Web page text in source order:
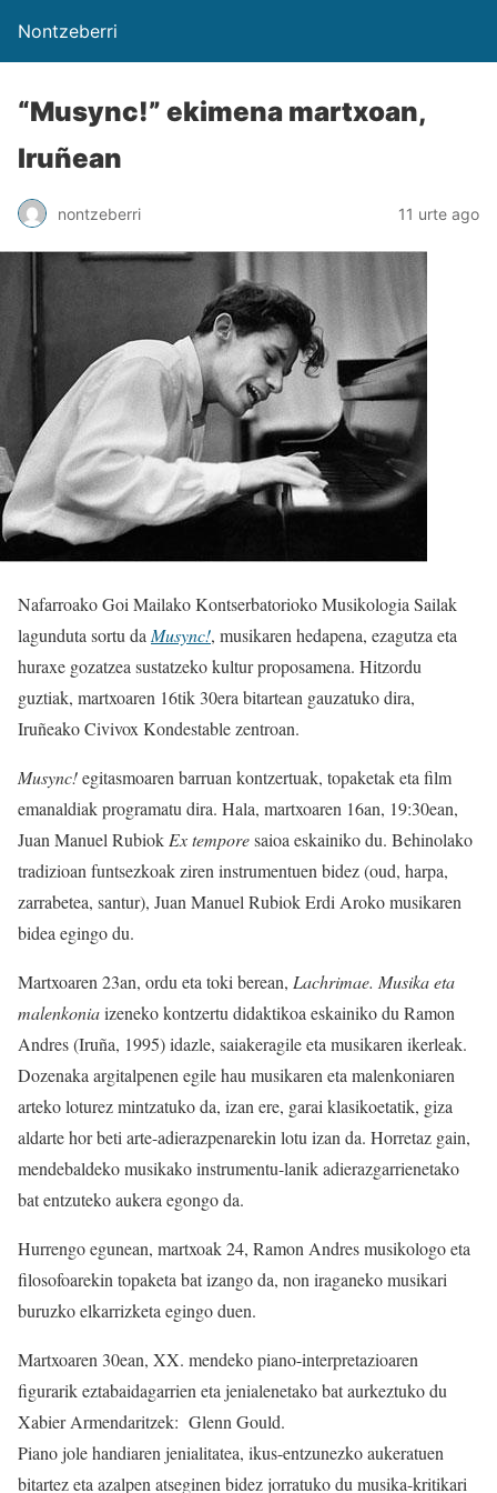
Nontzeberri
“Musync!” ekimena martxoan,
Iruñean
nontzeberri 11 urte ago
Nafarroako Goi Mailako Kontserbatorioko Musikologia Sailak
lagunduta sortu da Musync!, musikaren hedapena, ezagutza eta
huraxe gozatzea sustatzeko kultur proposamena. Hitzordu
guztiak, martxoaren 16tik 30era bitartean gauzatuko dira,
Iruñeako Civivox Kondestable zentroan.
Musync!egitasmoaren barruan kontzertuak, topaketak eta film
emanaldiak programatu dira. Hala, martxoaren 16an, 19:30ean,
Juan Manuel Rubiok Ex temporesaioa eskainiko du. Behinolako
tradizioan funtsezkoak ziren instrumentuen bidez (oud, harpa,
zarrabetea, santur), Juan Manuel Rubiok Erdi Aroko musikaren
bidea egingo du.
Martxoaren 23an, ordu eta toki berean, Lachrimae. Musika eta
malenkoniaizeneko kontzertu didaktikoa eskainiko du Ramon
Andres (Iruña, 1995) idazle, saiakeragile eta musikaren ikerleak.
Dozenaka argitalpenen egile hau musikaren eta malenkoniaren
arteko loturez mintzatuko da, izan ere, garai klasikoetatik, giza
aldarte hor beti arte-adierazpenarekin lotu izan da. Horretaz gain,
mendebaldeko musikako instrumentu-lanik adierazgarrienetako
bat entzuteko aukera egongo da.
Hurrengo egunean, martxoak 24, Ramon Andres musikologo eta
filosofoarekin topaketa bat izango da, non iraganeko musikari
buruzko elkarrizketa egingo duen.
Martxoaren 30ean, XX. mendeko piano-interpretazioaren
figurarik eztabaidagarrien eta jenialenetako bat aurkeztuko du
Xabier Armendaritzek: Glenn Gould.
Piano jole handiaren jenialitatea, ikus-entzunezko aukeratuen
bitartez eta azalpen atseginen bidez jorratuko du musika-kritikari